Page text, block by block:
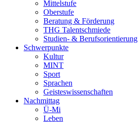
Mittelstufe
Oberstufe
Beratung & Förderung
THG Talentschmiede
Studien- & Berufsorientierung
Schwerpunkte
Kultur
MINT
Sport
Sprachen
Geisteswissenschaften
Nachmittag
Ü-Mi
Leben